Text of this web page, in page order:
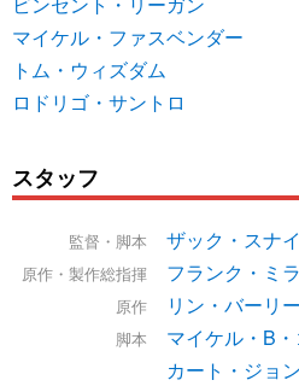
マイケル・ファスベンダー
トム・ウィズダム
ロドリゴ・サントロ
スタッフ
監督・脚本 ザック・スナ
原作・製作総指揮 フランク・ミ
原作 リン・バーリー
脚本
マイケル・B
カート・ジョ